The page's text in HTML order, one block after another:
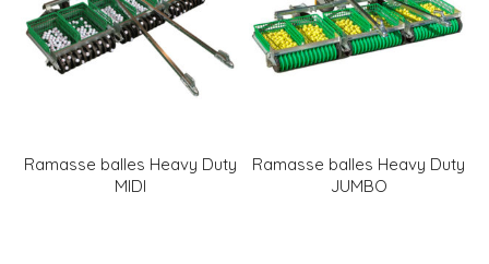
Ramasse balles Heavy Duty
MIDI
Ramasse balles Heavy Duty
JUMBO